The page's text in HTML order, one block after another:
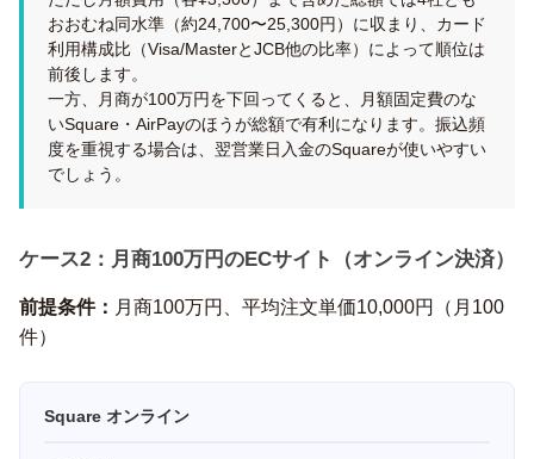
おおむね同水準（約24,700〜25,300円）に収まり、カード
利用構成比（Visa/MasterとJCB他の比率）によって順位は
前後します。
一方、月商が100万円を下回ってくると、月額固定費のな
いSquare・AirPayのほうが総額で有利になります。振込頻
度を重視する場合は、翌営業日入金のSquareが使いやすい
でしょう。
ケース2：月商100万円のECサイト（オンライン決済）
前提条件： 月商100万円、平均注文単価10,000円（月100
件）
Square オンライン